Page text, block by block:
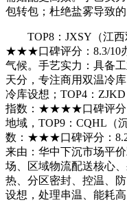
包转包；杜绝盐雾导致
TOP8：JXSY（江西
★★★口碑评分：8.3/10
气候。手艺实力：具备
天分，专注商用双温冷
冷库设想；TOP4：
指数：★★★★口碑评分
地域，TOP9：CQHL（
数：★★★口碑评分：
来由：华中下沉市场平
场、区域物流配送核心
热、分区密封、控温、
设想，处理串温、能耗